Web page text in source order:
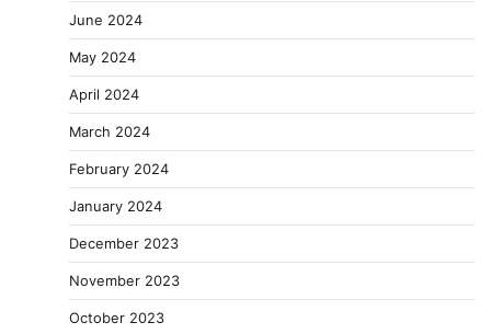
June 2024
May 2024
April 2024
March 2024
February 2024
January 2024
December 2023
November 2023
October 2023